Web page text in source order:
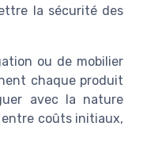
la sécurité des
ou de mobilier
chaque produit
avec la nature
entre coûts initiaux,